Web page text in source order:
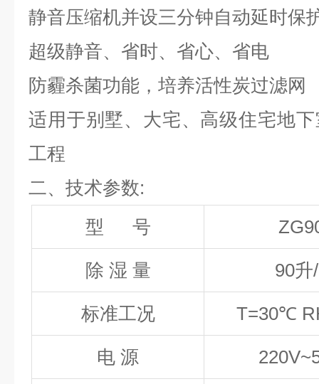
静音压缩机并设三分钟自动延时保
超级静音、省时、省心、省电
防霾杀菌功能，培养活性炭过滤网
适用于别墅、大宅、高级住宅地
工程
二、技术参数:
型 号
除 湿 量 90升
标准工况 T=30℃
电 源